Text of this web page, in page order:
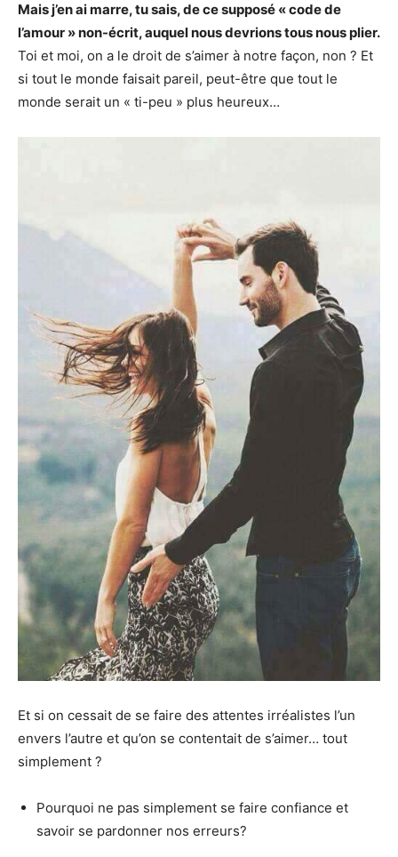
Mais j’en ai marre, tu sais, de ce supposé « code de
l’amour » non-écrit, auquel nous devrions tous nous plier.
Toi et moi, on a le droit de s’aimer à notre façon, non ? Et
si tout le monde faisait pareil, peut-être que tout le
monde serait un « ti-peu » plus heureux…
Et si on cessait de se faire des attentes irréalistes l’un
envers l’autre et qu’on se contentait de s’aimer… tout
simplement ?
Pourquoi ne pas simplement se faire confiance et
savoir se pardonner nos erreurs?